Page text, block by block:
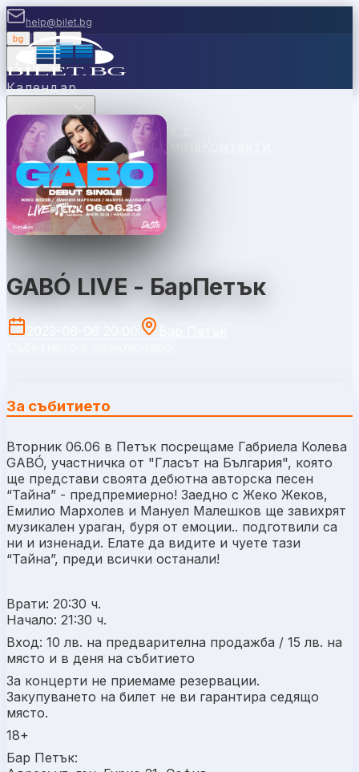
help@bilet.bg
bg |
Вход
Календар
Категории
Места КасиПродавайте с
насВаучериНовини Помощ
София
GABÓ LIVE - БарПетък
За събитието
Вторник 06.06 в Петък посрещаме Габриела Колева
GABÓ, участничка от "Гласът на България", която
ще представи своята дебютна авторска песен
“Тайна” - предпремиерно! Заедно с Жеко Жеков,
Емилио Мархолев и Мануел Малешков ще завихрят
музикален ураган, буря от емоции.. подготвили са
ни и изненади. Елате да видите и чуете тази
“Тайна”, преди всички останали!
Врати: 20:30 ч.
Начало: 21:30 ч.
Вход: 10 лв. на предварителна продажба / 15 лв. на
място и в деня на събитието
За концерти не приемаме резервации.
Закупуването на билет не ви гарантира седящо
място.
18+
Бар Петък: